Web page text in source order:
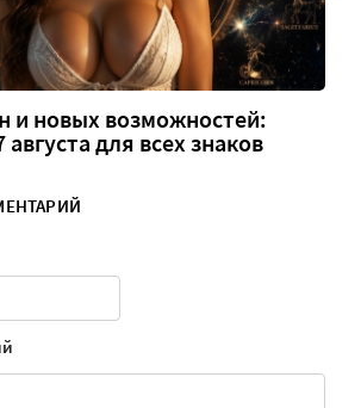
и новых возможностей:
августа для всех знаков